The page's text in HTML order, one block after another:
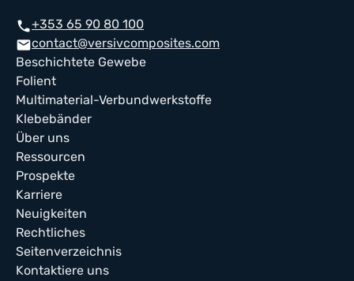
phone+353 65 90 80 100
mailcontact@versivcomposites.com
Beschichtete Gewebe
Folient
Multimaterial-Verbundwerkstoffe
Klebebänder
Über uns
Ressourcen
Prospekte
Karriere
Neuigkeiten
Rechtliches
Seitenverzeichnis
Kontaktiere uns